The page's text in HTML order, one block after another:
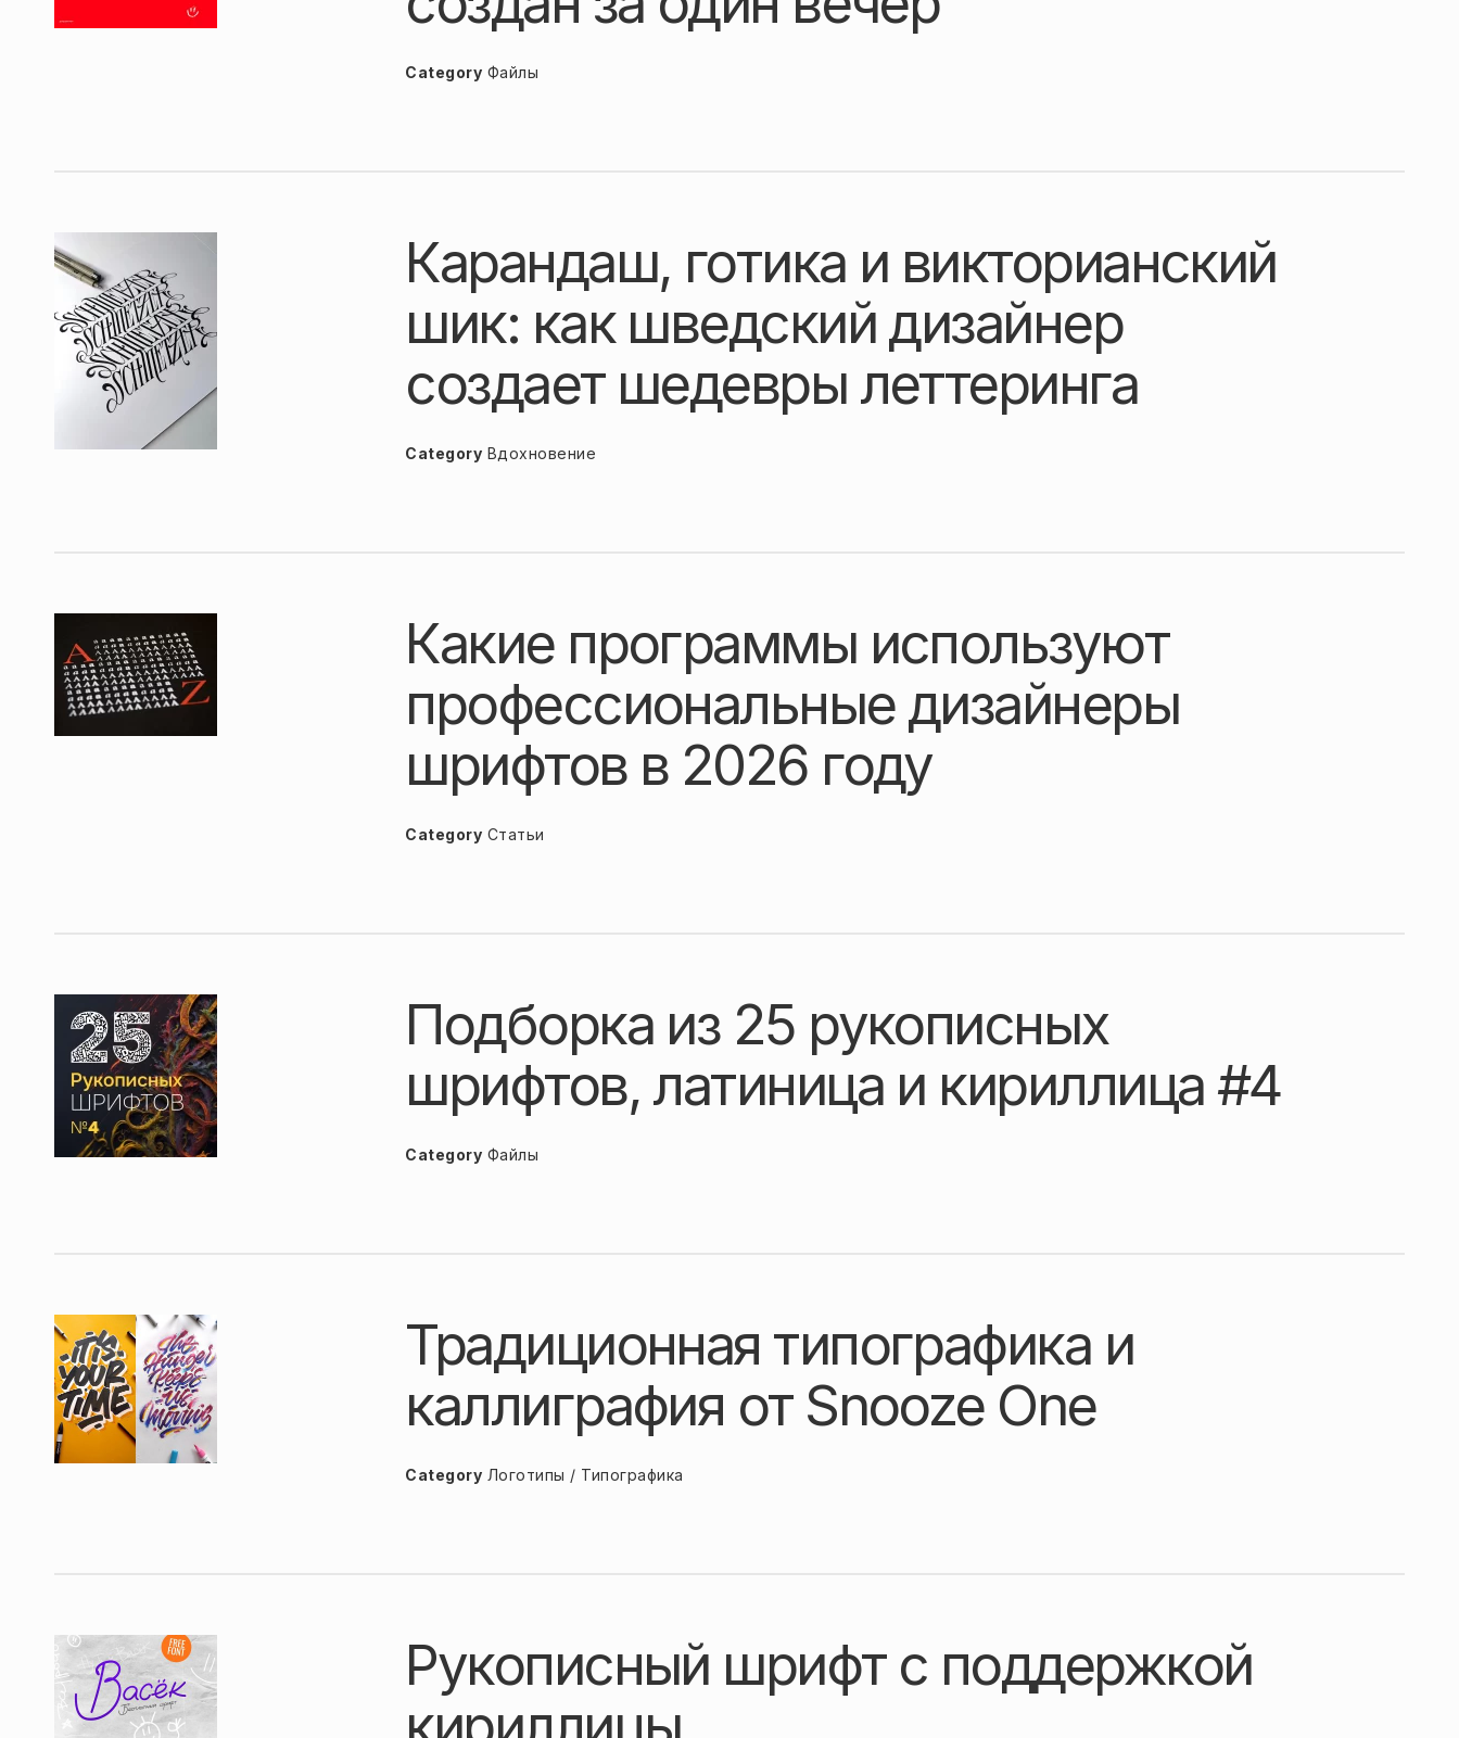
Category Файлы
Карандаш, готика и викторианский
шик: как шведский дизайнер
создает шедевры леттеринга
Category Вдохновение
Какие программы используют
профессиональные дизайнеры
шрифтов в 2026 году
Category Статьи
Подборка из 25 рукописных
шрифтов, латиница и кириллица #4
Category Файлы
Традиционная типографика и
каллиграфия от Snooze One
Category Логотипы / Типографика
Рукописный шрифт с поддержкой